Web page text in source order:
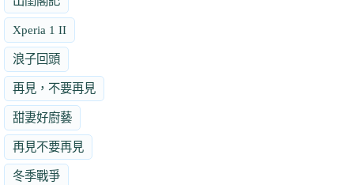
Xperia 1 II
浪子回頭
再見，不要再見
甜妻好廚藝
再見不要再見
冬季戰爭